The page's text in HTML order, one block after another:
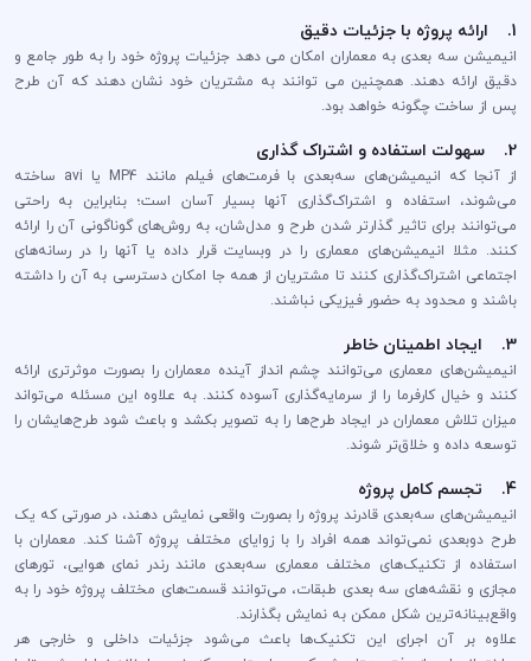
1. ارائه پروژه با جزئیات دقیق
انیمیشن سه بعدی به معماران امکان می دهد جزئیات پروژه خود را به طور جامع و
دقیق ارائه دهند. همچنین می توانند به مشتریان خود نشان دهند که آن طرح
پس از ساخت چگونه خواهد بود.
2. سهولت استفاده و اشتراک گذاری
از آنجا که انیمیشن‌های سه‌بعدی با فرمت‌های فیلم مانند MP4 یا avi ساخته
می‌شوند، استفاده و اشتراک‌گذاری آنها بسیار آسان است؛ بنابراین به راحتی
می‌توانند برای تاثیر گذار‌تر شدن طرح و مدل‌شان، به روش‌های گوناگونی آن را ارائه
کنند. مثلا انیمیشن‌های معماری را در وبسایت قرار داده یا آنها را در رسانه‌های
اجتماعی اشتراک‌گذاری کنند تا مشتریان از همه جا امکان دسترسی به آن را داشته
باشند و محدود به حضور فیزیکی نباشند.
3. ایجاد اطمینان خاطر
انیمیشن‌های معماری می‌توانند چشم انداز آینده معماران را بصورت موثرتری ارائه
کنند و خیال کارفرما را از سرمایه‌گذاری آسوده کنند. به علاوه این مسئله می‌تواند
میزان تلاش معماران در ایجاد طرح‌ها را به تصویر بکشد و باعث شود طرح‌هایشان را
توسعه داده و خلاق‌تر شوند.
4. تجسم کامل پروژه
انیمیشن‌های سه‌بعدی قادرند پروژه را بصورت واقعی نمایش دهند، در صورتی که یک
طرح دو‌بعدی نمی‌تواند همه افراد را با زوایای مختلف پروژه آشنا کند. معماران با
استفاده از تکنیک‌های مختلف معماری سه‌بعدی مانند رندر نمای هوایی، تور‌های
مجازی و نقشه‌های سه بعدی طبقات، می‌توانند قسمت‌های مختلف پروژه خود را به
واقع‌بینانه‌ترین شکل ممکن به نمایش بگذارند.
علاوه بر آن اجرای این تکنیک‌ها باعث می‌شود جزئیات داخلی و خارجی هر